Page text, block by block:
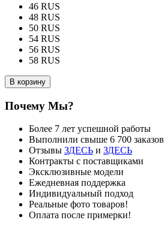
46 RUS
48 RUS
50 RUS
54 RUS
56 RUS
58 RUS
В корзину
Почему Мы?
Более 7 лет успешной работы
Выполнили свыше 6 700 заказов
Отзывы ЗДЕСЬ и ЗДЕСЬ
Контракты с поставщиками
Эксклюзивные модели
Ежедневная поддержка
Индивидуальный подход
Реальные фото товаров!
Оплата после примерки!